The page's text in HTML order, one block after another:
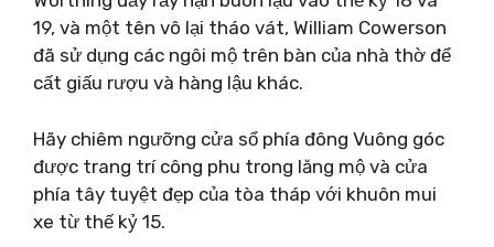
19, và một tên vô lại tháo vát, William Cowerson
đã sử dụng các ngôi mộ trên bàn của nhà thờ để
cất giấu rượu và hàng lậu khác.
Hãy chiêm ngưỡng cửa sổ phía đông Vuông góc
được trang trí công phu trong lăng mộ và cửa
phía tây tuyệt đẹp của tòa tháp với khuôn mui
xe từ thế kỷ 15.